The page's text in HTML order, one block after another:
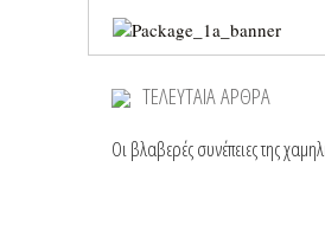
ΤΕΛΕΥΤΑΙΑ ΑΡΘΡΑ
Οι βλαβερές συνέπειες της